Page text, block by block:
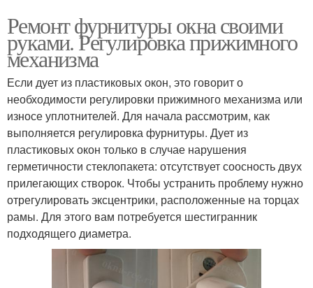
Ремонт фурнитуры окна своими
руками. Регулировка прижимного
механизма
Если дует из пластиковых окон, это говорит о
необходимости регулировки прижимного механизма или
износе уплотнителей. Для начала рассмотрим, как
выполняется регулировка фурнитуры. Дует из
пластиковых окон только в случае нарушения
герметичности стеклопакета: отсутствует соосность двух
прилегающих створок. Чтобы устранить проблему нужно
отрегулировать эксцентрики, расположенные на торцах
рамы. Для этого вам потребуется шестигранник
подходящего диаметра.